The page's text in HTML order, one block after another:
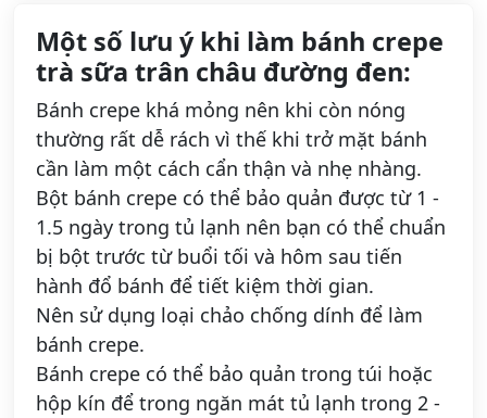
Một số lưu ý khi làm bánh crepe
trà sữa trân châu đường đen:
Bánh crepe khá mỏng nên khi còn nóng
thường rất dễ rách vì thế khi trở mặt bánh
cần làm một cách cẩn thận và nhẹ nhàng.
Bột bánh crepe có thể bảo quản được từ 1 -
1.5 ngày trong tủ lạnh nên bạn có thể chuẩn
bị bột trước từ buổi tối và hôm sau tiến
hành đổ bánh để tiết kiệm thời gian.
Nên sử dụng loại chảo chống dính để làm
bánh crepe.
Bánh crepe có thể bảo quản trong túi hoặc
hộp kín để trong ngăn mát tủ lạnh trong 2 -